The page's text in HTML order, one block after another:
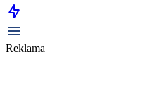
Reklama